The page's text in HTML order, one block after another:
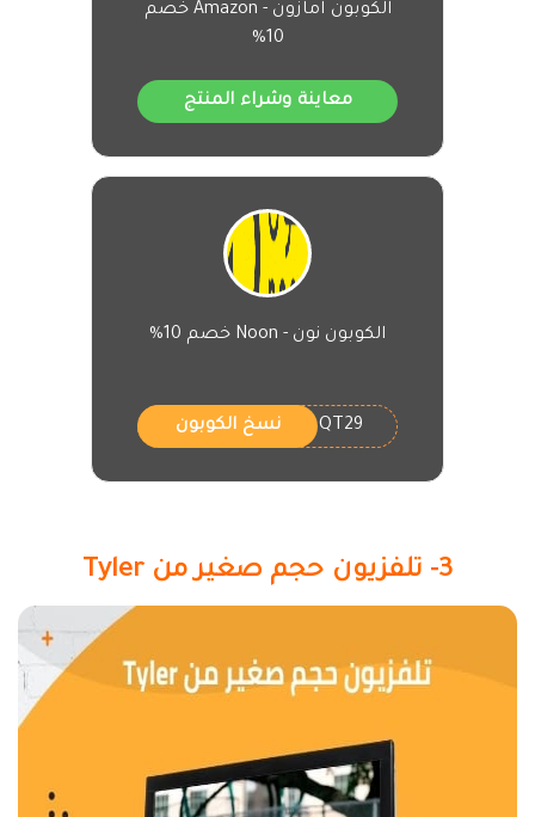
الكوبون امازون - Amazon خصم
10%
معاينة وشراء المنتج
الكوبون نون - Noon خصم 10%
QT29 نسخ الكوبون
3- تلفزيون حجم صغير من Tyler